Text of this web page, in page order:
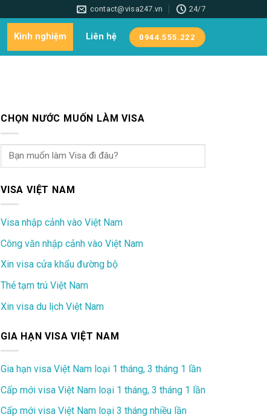
contact@visa247.vn 24/7
Kinh nghiệm Liên hệ 0944.555.222
CHỌN NƯỚC MUỐN LÀM VISA
VISA VIỆT NAM
Visa nhập cảnh vào Việt Nam
Công văn nhập cảnh vào Việt Nam
Xin visa cửa khẩu đường bộ
Thẻ tạm trú Việt Nam
Xin visa du lịch Việt Nam
GIA HẠN VISA VIỆT NAM
Gia hạn visa Việt Nam loại 1 tháng, 3 tháng 1 lần
Cấp mới visa Việt Nam loại 1 tháng, 3 tháng 1 lần
Cấp mới visa Việt Nam loại 3 tháng nhiều lần